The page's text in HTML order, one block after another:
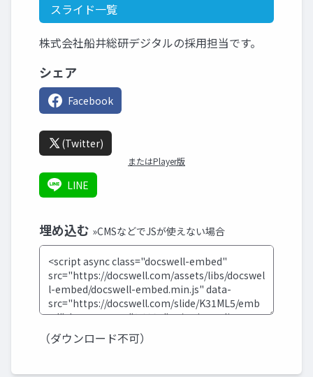
スライド一覧
株式会社船井総研デジタルの採用担当です。
シェア
Facebook
(Twitter)
またはPlayer版
LINE
埋め込む »CMSなどでJSが使えない場合
（ダウンロード不可）